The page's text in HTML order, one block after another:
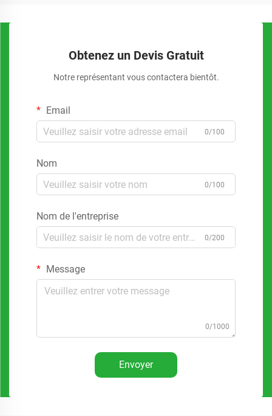
Obtenez un Devis Gratuit
Notre représentant vous contactera bientôt.
Email
0/100
Nom
0/100
Nom de l'entreprise
0/200
Message
0/1000
Envoyer